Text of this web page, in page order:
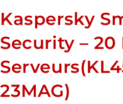
Kaspersky
Security – 20
23MAG)